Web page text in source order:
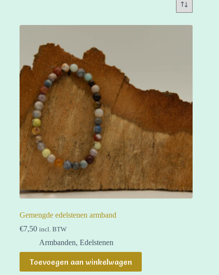
Gemengde edelstenen armband
€7,50 incl. BTW
Armbanden, Edelstenen
Toevoegen aan winkelwagen